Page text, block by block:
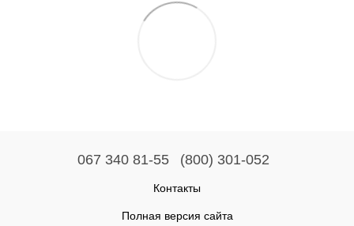
067 340 81-55 (800) 301-052
Контакты
Полная версия сайта